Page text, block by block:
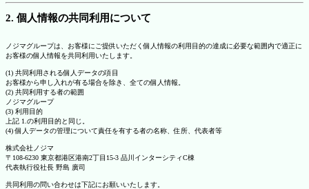
2. 個人情報の共同利用について
ノジマグループは、お客様にご提供いただく個人情報の利用目的の達成に必要な範囲内で適正に
お客様の個人情報を共同利用いたします。
(1) 共同利用される個人データの項目
お客様から申し入れが有る場合を除き、全ての個人情報。
(2) 共同利用する者の範囲
ノジマグループ
(3) 利用目的
上記 1.の利用目的と同じ。
(4) 個人データの管理について責任を有する者の名称、住所、代表者等
株式会社ノジマ
〒108-6230 東京都港区港南2丁目15-3 品川インターシティC棟
代表執行役社長 野島 廣司
共同利用の問い合わせは下記にお願いいたします。